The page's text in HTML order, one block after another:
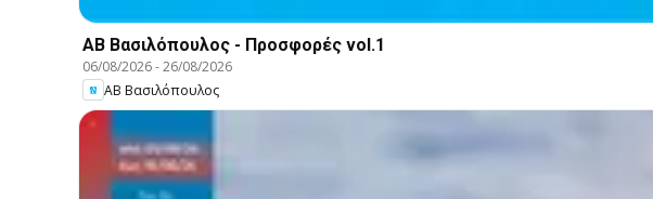
ΑΒ Βασιλόπουλος - Προσφορές vol.1
06/08/2026-26/08/2026
ΑΒ Βασιλόπουλος